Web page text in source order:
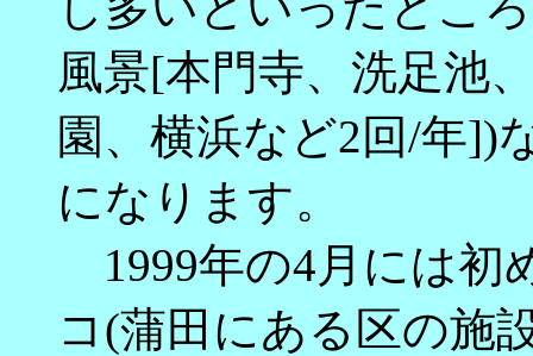
風景[本門寺、洗足池
園、横浜など2回/年])
になります。
1999年の4月には初
コ(蒲田にある区の施